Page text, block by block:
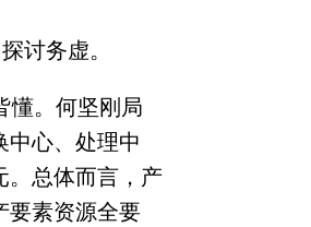
讨务虚。
懂。何坚刚局
中心、处理中
。总体而言，产
要素资源全要